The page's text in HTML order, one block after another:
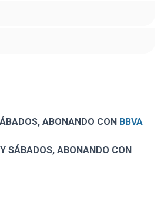
ABONANDO CON BBVA
SÁBADOS, ABONANDO CON